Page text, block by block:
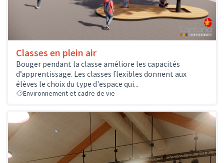
Classes en plein air
Bouger pendant la classe améliore les capacités
d’apprentissage. Les classes flexibles donnent aux
élèves le choix du type d'espace qui...
Environnement et cadre de vie